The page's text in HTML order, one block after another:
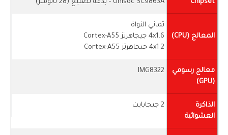
Chipset Unisoc SC9863A - بدقه تصنيع (28 نانومتر)
المعالج (CPU)
ثماني النواة
4x1.6 جيجاهرتز Cortex-A55
4x1.2 جيجاهرتز Cortex-A55
معالج رسومي
(GPU)
IMG8322
الذاكرة
العشوائية
2 جيجابايت